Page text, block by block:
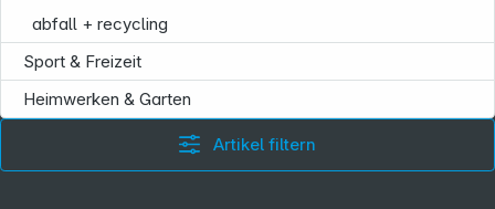
abfall + recycling
Sport & Freizeit
Heimwerken & Garten
Artikel filtern